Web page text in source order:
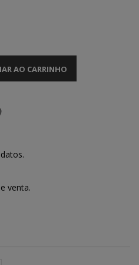
AO CARRINHO
venta.